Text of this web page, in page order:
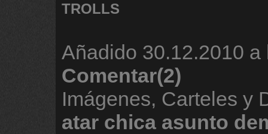
TROLLS
Añadido 30.12.2010 a
Comentar(2)
Imágenes, Carteles y
atar chica asunto